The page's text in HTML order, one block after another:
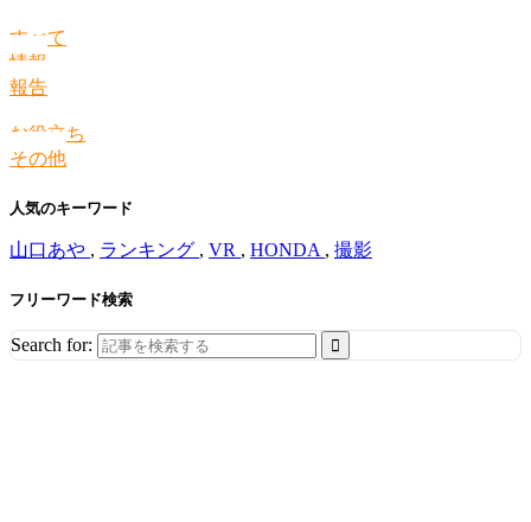
すべて
情報
報告
お役立ち
その他
人気のキーワード
山口あや , ランキング , VR , HONDA , 撮影
フリーワード検索
Search for: